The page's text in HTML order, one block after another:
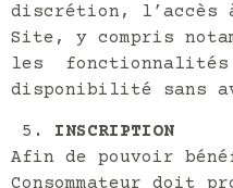
discrétion,
Site, y compris
les fonctionnalités
disponibilité sans
INSCRIPTION
Afin de pouvoir
Consommateur doit